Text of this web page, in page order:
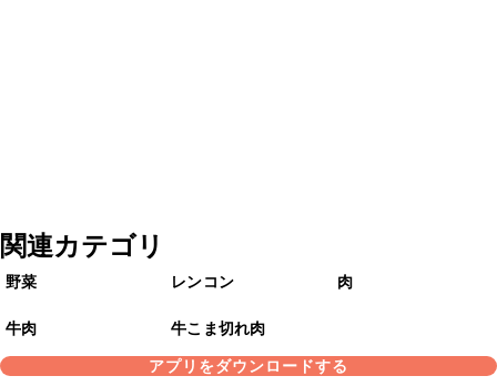
関連カテゴリ
野菜 レンコン 肉
牛肉
牛こま切れ肉
アプリをダウンロードする